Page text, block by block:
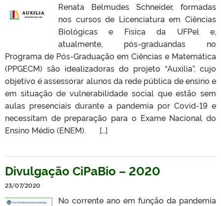
Renata Belmudes Schneider, formadas
nos cursos de Licenciatura em Ciências
Biológicas e Física da UFPel e,
atualmente, pós-graduandas no
Programa de Pós-Graduação em Ciências e Matemática
(PPGECM) são idealizadoras do projeto “Auxilia”, cujo
objetivo é assessorar alunos da rede pública de ensino e
em situação de vulnerabilidade social que estão sem
aulas presenciais durante a pandemia por Covid-19 e
necessitam de preparação para o Exame Nacional do
Ensino Médio (ENEM). […]
Divulgação CiPaBio – 2020
23/07/2020
No corrente ano em função da pandemia